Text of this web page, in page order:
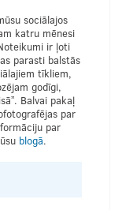
sociālajos
katru mēnesi
ir ļoti
parasti balstās
tīkliem,
godīgi,
Balvai pakaļ
par
par
blogā.